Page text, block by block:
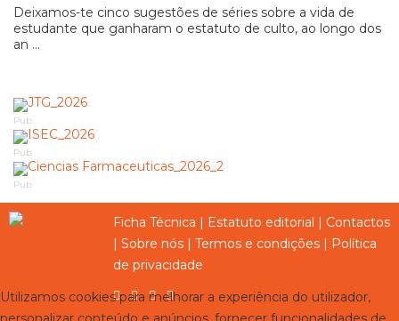
Deixamos-te cinco sugestões de séries sobre a vida de
estudante que ganharam o estatuto de culto, ao longo dos
an ...
Pub
Pub
Pub
Ficha Técnica | Estatuto editorial | Contactos
| Sobre nós | Termos e condições | Política
de privacidade
Utilizamos cookies para melhorar a experiência do utilizador,